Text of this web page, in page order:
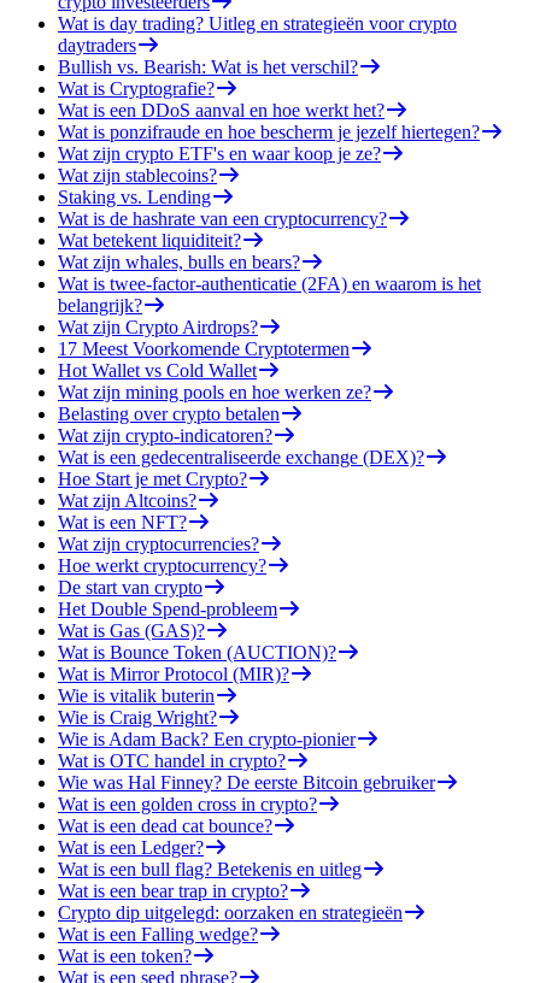
Wat is day trading? Uitleg en strategieën voor crypto
daytraders
Bullish vs. Bearish: Wat is het verschil?
Wat is Cryptografie?
Wat is een DDoS aanval en hoe werkt het?
Wat is ponzifraude en hoe bescherm je jezelf hiertegen?
Wat zijn crypto ETF's en waar koop je ze?
Wat zijn stablecoins?
Staking vs. Lending
Wat is de hashrate van een cryptocurrency?
Wat betekent liquiditeit?
Wat zijn whales, bulls en bears?
Wat is twee-factor-authenticatie (2FA) en waarom is het
belangrijk?
Wat zijn Crypto Airdrops?
17 Meest Voorkomende Cryptotermen
Hot Wallet vs Cold Wallet
Wat zijn mining pools en hoe werken ze?
Belasting over crypto betalen
Wat zijn crypto-indicatoren?
Wat is een gedecentraliseerde exchange (DEX)?
Hoe Start je met Crypto?
Wat zijn Altcoins?
Wat is een NFT?
Wat zijn cryptocurrencies?
Hoe werkt cryptocurrency?
De start van crypto
Het Double Spend-probleem
Wat is Gas (GAS)?
Wat is Bounce Token (AUCTION)?
Wat is Mirror Protocol (MIR)?
Wie is vitalik buterin
Wie is Craig Wright?
Wie is Adam Back? Een crypto-pionier
Wat is OTC handel in crypto?
Wie was Hal Finney? De eerste Bitcoin gebruiker
Wat is een golden cross in crypto?
Wat is een dead cat bounce?
Wat is een Ledger?
Wat is een bull flag? Betekenis en uitleg
Wat is een bear trap in crypto?
Crypto dip uitgelegd: oorzaken en strategieën
Wat is een Falling wedge?
Wat is een token?
Wat is een seed phrase?